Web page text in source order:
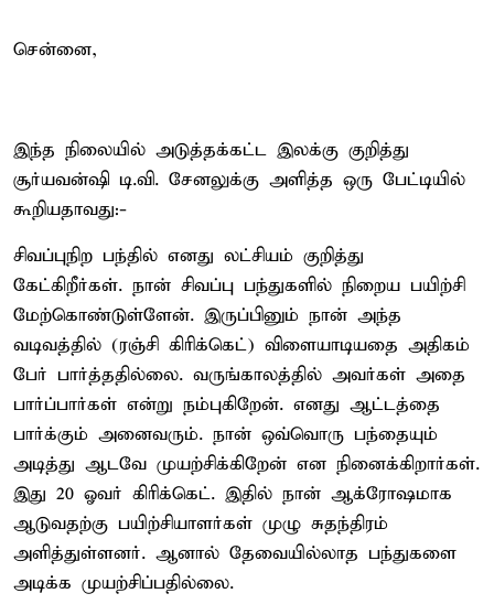
சென்னை,
இந்த நிலையில் அடுத்தக்கட்ட இலக்கு குறித்து
சூர்யவன்ஷி டி.வி. சேனலுக்கு அளித்த ஒரு பேட்டியில்
கூறியதாவது:-
சிவப்புநிற பந்தில் எனது லட்சியம் குறித்து
கேட்கிறீர்கள். நான் சிவப்பு பந்துகளில் நிறைய பயிற்சி
மேற்கொண்டுள்ளேன். இருப்பினும் நான் அந்த
வடிவத்தில் (ரஞ்சி கிரிக்கெட்) விளையாடியதை அதிகம்
பேர் பார்த்ததில்லை. வருங்காலத்தில் அவர்கள் அதை
பார்ப்பார்கள் என்று நம்புகிறேன். எனது ஆட்டத்தை
பார்க்கும் அனைவரும். நான் ஒவ்வொரு பந்தையும்
அடித்து ஆடவே முயற்சிக்கிறேன் என நினைக்கிறார்கள்.
இது 20 ஓவர் கிரிக்கெட். இதில் நான் ஆக்ரோஷமாக
ஆடுவதற்கு பயிற்சியாளர்கள் முழு சுதந்திரம்
அளித்துள்ளனர். ஆனால் தேவையில்லாத பந்துகளை
அடிக்க முயற்சிப்பதில்லை.